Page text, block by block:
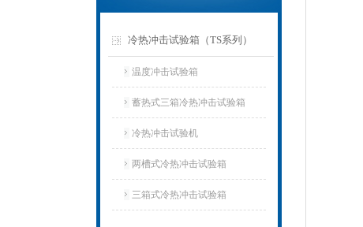
冷热冲击试验箱（TS系列）
温度冲击试验箱
蓄热式三箱冷热冲击试验箱
冷热冲击试验机
两槽式冷热冲击试验箱
三箱式冷热冲击试验箱